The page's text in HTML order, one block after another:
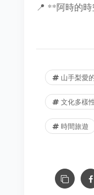
📍 **阿時的
山手梨愛
文化多樣
時間旅遊